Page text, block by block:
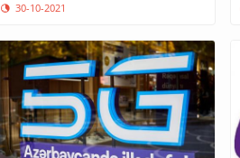
30-10-2021